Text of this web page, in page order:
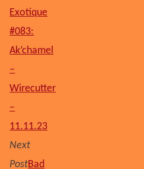
Exotique
#083:
Ak’chamel
–
Wirecutter
–
11.11.23
Next
PostBad